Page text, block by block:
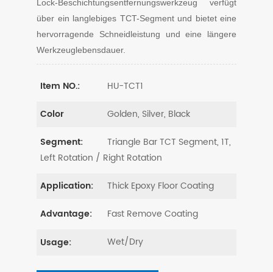
Lock-Beschichtungsentfernungswerkzeug verfügt
über ein langlebiges TCT-Segment und bietet eine
hervorragende Schneidleistung und eine längere
Werkzeuglebensdauer.
Item NO.: HU-TCT1
Color Golden, Silver, Black
Segment:
Triangle Bar TCT Segment, 1T,
Left Rotation / Right Rotation
Application: Thick Epoxy Floor Coating
Advantage: Fast Remove Coating
Usage: Wet/Dry